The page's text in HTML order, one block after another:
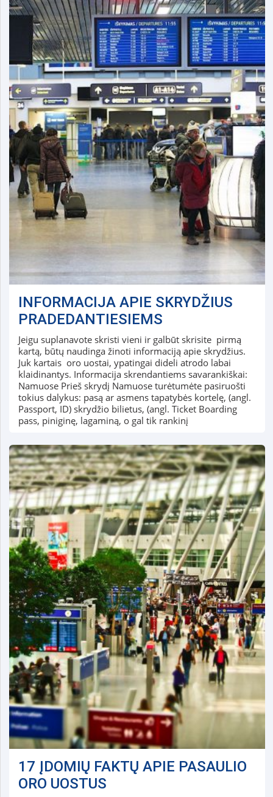
INFORMACIJA APIE SKRYDŽIUS
PRADEDANTIESIEMS
Jeigu suplanavote skristi vieni ir galbūt skrisite pirmą
kartą, būtų naudinga žinoti informaciją apie skrydžius.
Juk kartais oro uostai, ypatingai dideli atrodo labai
klaidinantys. Informacija skrendantiems savarankiškai:
Namuose Prieš skrydį Namuose turėtumėte pasiruošti
tokius dalykus: pasą ar asmens tapatybės kortelę, (angl.
Passport, ID) skrydžio bilietus, (angl. Ticket Boarding
pass, piniginę, lagaminą, o gal tik rankinį
17 ĮDOMIŲ FAKTŲ APIE PASAULIO
ORO UOSTUS